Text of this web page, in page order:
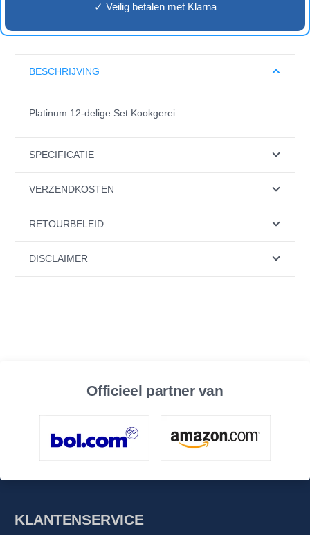
✓ Veilig betalen met Klarna
BESCHRIJVING
Platinum 12-delige Set Kookgerei
SPECIFICATIE
VERZENDKOSTEN
RETOURBELEID
DISCLAIMER
Officieel partner van
KLANTENSERVICE